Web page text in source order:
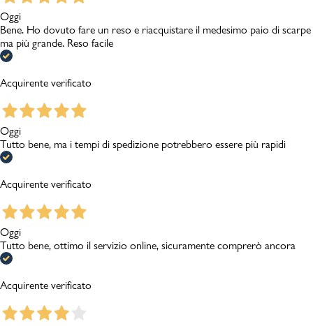
Oggi
Bene. Ho dovuto fare un reso e riacquistare il medesimo paio di scarpe
ma più grande. Reso facile
Acquirente verificato
Oggi
Tutto bene, ma i tempi di spedizione potrebbero essere più rapidi
Acquirente verificato
Oggi
Tutto bene, ottimo il servizio online, sicuramente comprerò ancora
Acquirente verificato